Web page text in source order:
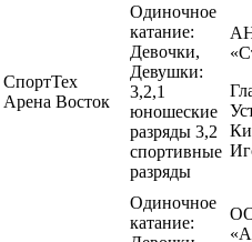
СпортТех
Арена Восток
Одиночное
катание:
Девочки,
Девушки:
3,2,1
юношеские
разряды 3,2
спортивные
разряды
Одиночное
катание: